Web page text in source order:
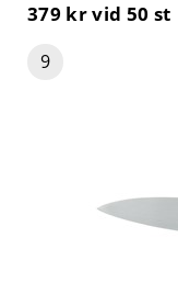
379 krvid 50 st
9